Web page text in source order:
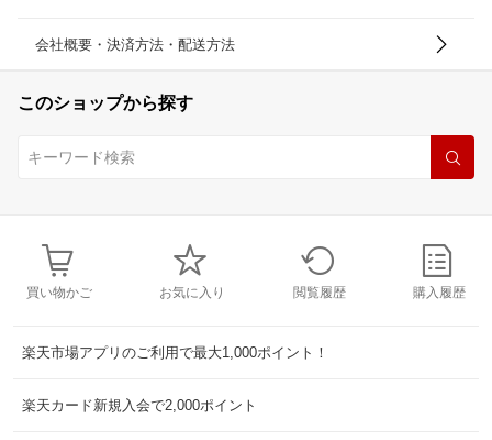
会社概要・決済方法・配送方法
このショップから探す
買い物かご お気に入り 閲覧履歴 購入履歴
楽天市場アプリのご利用で最大1,000ポイント！
楽天カード新規入会で2,000ポイント